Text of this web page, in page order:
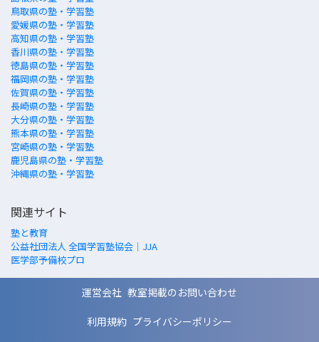
鳥取県の塾・学習塾
愛媛県の塾・学習塾
高知県の塾・学習塾
香川県の塾・学習塾
徳島県の塾・学習塾
福岡県の塾・学習塾
佐賀県の塾・学習塾
長崎県の塾・学習塾
大分県の塾・学習塾
熊本県の塾・学習塾
宮崎県の塾・学習塾
鹿児島県の塾・学習塾
沖縄県の塾・学習塾
関連サイト
塾と教育
公益社団法人 全国学習塾協会｜JJA
医学部予備校プロ
運営会社 教室掲載のお問い合わせ
利用規約 プライバシーポリシー